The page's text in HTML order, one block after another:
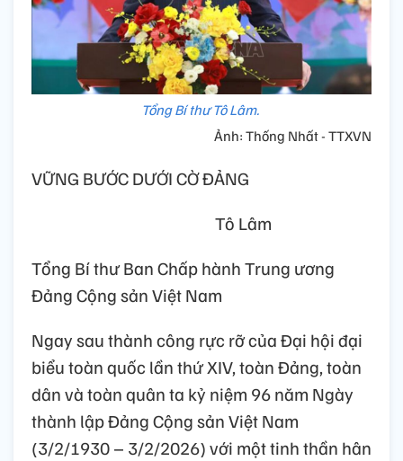
Tổng Bí thư Tô Lâm.
Ảnh: Thống Nhất - TTXVN
VỮNG BƯỚC DƯỚI CỜ ĐẢNG
Tô Lâm
Tổng Bí thư Ban Chấp hành Trung ương
Đảng Cộng sản Việt Nam
Ngay sau thành công rực rỡ của Đại hội đại
biểu toàn quốc lần thứ XIV, toàn Đảng, toàn
dân và toàn quân ta kỷ niệm 96 năm Ngày
thành lập Đảng Cộng sản Việt Nam
(3/2/1930 – 3/2/2026) với một tinh thần hân